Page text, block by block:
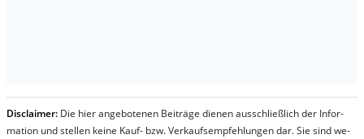
Dis­clai­mer: Die hier an­ge­bo­te­nen Bei­trä­ge die­nen aus­schließ­lich der In­for­
ma­t­ion und stel­len kei­ne Kauf- bzw. Ver­kaufs­em­pfeh­lung­en dar. Sie sind we­